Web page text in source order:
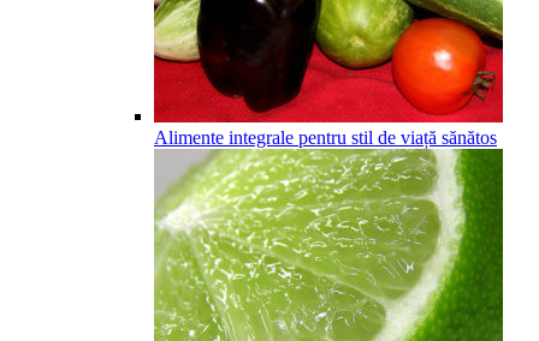
Alimente integrale pentru stil de viață sănătos